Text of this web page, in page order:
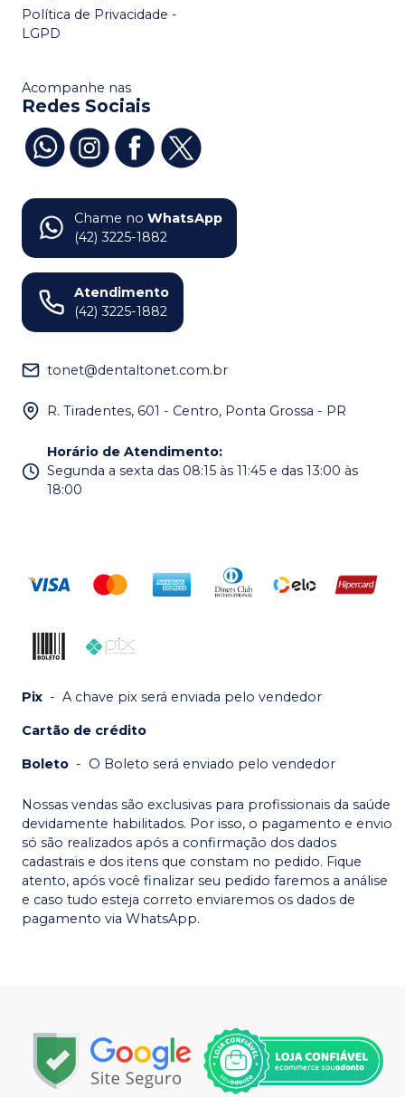
Política de Privacidade -
LGPD
Acompanhe nas
Redes Sociais
Chame no WhatsApp
(42) 3225-1882
Atendimento
(42) 3225-1882
tonet@dentaltonet.com.br
R. Tiradentes, 601 - Centro, Ponta Grossa - PR
Horário de Atendimento:
Segunda a sexta das 08:15 às 11:45 e das 13:00 às
18:00
Pix - A chave pix será enviada pelo vendedor
Cartão de crédito
Boleto - O Boleto será enviado pelo vendedor
Nossas vendas são exclusivas para profissionais da saúde
devidamente habilitados. Por isso, o pagamento e envio
só são realizados após a confirmação dos dados
cadastrais e dos itens que constam no pedido. Fique
atento, após você finalizar seu pedido faremos a análise
e caso tudo esteja correto enviaremos os dados de
pagamento via WhatsApp.